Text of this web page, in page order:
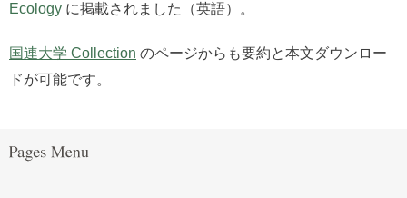
Ecology に掲載されました（英語）。
国連大学 Collection のページからも要約と本文ダウンロー
ドが可能です。